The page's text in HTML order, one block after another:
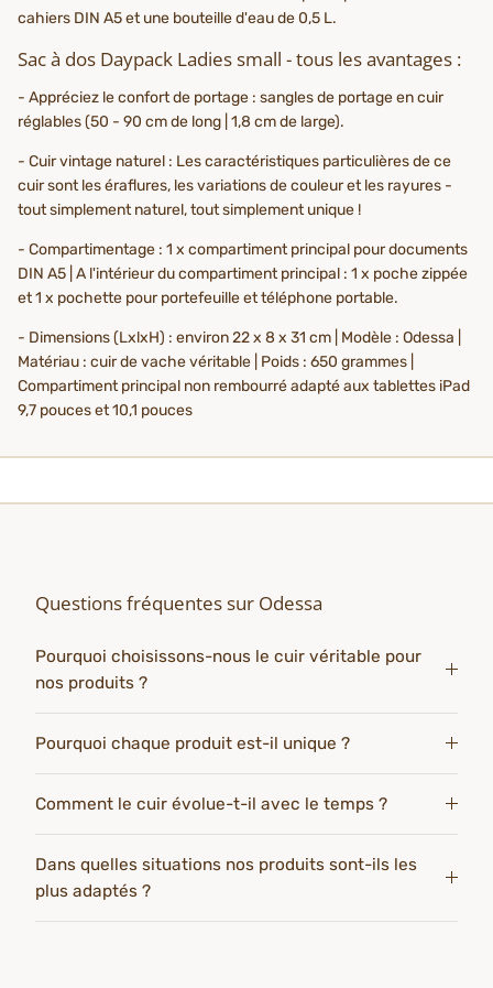
cahiers DIN A5 et une bouteille d'eau de 0,5 L.
Sac à dos Daypack Ladies small - tous les avantages :
- Appréciez le confort de portage : sangles de portage en cuir
réglables (50 - 90 cm de long | 1,8 cm de large).
- Cuir vintage naturel : Les caractéristiques particulières de ce
cuir sont les éraflures, les variations de couleur et les rayures -
tout simplement naturel, tout simplement unique !
- Compartimentage : 1 x compartiment principal pour documents
DIN A5 | A l'intérieur du compartiment principal : 1 x poche zippée
et 1 x pochette pour portefeuille et téléphone portable.
- Dimensions (LxlxH) : environ 22 x 8 x 31 cm | Modèle : Odessa |
Matériau : cuir de vache véritable | Poids : 650 grammes |
Compartiment principal non rembourré adapté aux tablettes iPad
9,7 pouces et 10,1 pouces
Questions fréquentes sur Odessa
Pourquoi choisissons-nous le cuir véritable pour
nos produits ?
Pourquoi chaque produit est-il unique ?
Comment le cuir évolue-t-il avec le temps ?
Dans quelles situations nos produits sont-ils les
plus adaptés ?